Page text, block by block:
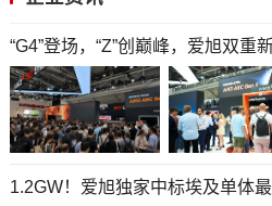
“G4”登场，“Z”创巅峰，爱旭双重
1.2GW！爱旭独家中标埃及单体